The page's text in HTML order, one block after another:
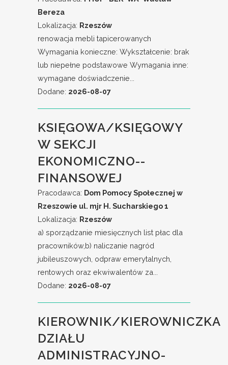
Bereza
Lokalizacja: Rzeszów
renowacja mebli tapicerowanych
Wymagania konieczne: Wykształcenie: brak
lub niepełne podstawowe Wymagania inne:
wymagane doświadczenie...
Dodane: 2026-08-07
KSIĘGOWA/KSIĘGOWY
W SEKCJI
EKONOMICZNO--
FINANSOWEJ
Pracodawca: Dom Pomocy Społecznej w
Rzeszowie ul. mjr H. Sucharskiego 1
Lokalizacja: Rzeszów
a) sporządzanie miesięcznych list płac dla
pracowników,b) naliczanie nagród
jubileuszowych, odpraw emerytalnych,
rentowych oraz ekwiwalentów za...
Dodane: 2026-08-07
KIEROWNIK/KIEROWNICZKA
DZIAŁU
ADMINISTRACYJNO-